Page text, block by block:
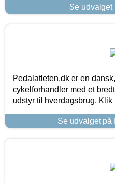
Se udvalget
Pedalatleten.dk er en
cykelforhandler med et
udstyr til hverdagsbrug.
Se udvalget på